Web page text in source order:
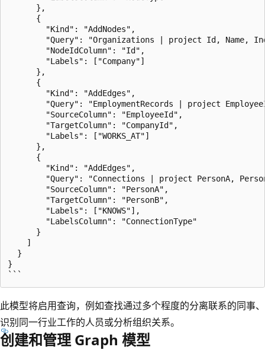
      },
      {
        "Kind": "AddNodes",
"Query": "Organizations | project Id, Name,
        "NodeIdColumn": "Id",
        "Labels": ["Company"]
      },
      {
        "Kind": "AddEdges",
"Query": "EmploymentRecords | project
        "SourceColumn": "EmployeeId",
        "TargetColumn": "CompanyId",
        "Labels": ["WORKS_AT"]
      },
      {
        "Kind": "AddEdges",
"Query": "Connections | project PersonA,
        "SourceColumn": "PersonA",
        "TargetColumn": "PersonB",
        "Labels": ["KNOWS"],
        "LabelsColumn": "ConnectionType"
      }
    ]
  }
}
此模型将启用查询，例如查找通过多个程度的分离联系的同事、
识别同一行业工作的人员或分析组织关系。
创建和管理 Graph 模型